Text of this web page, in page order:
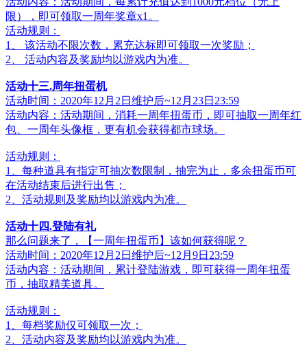
限），即可领取一周年奖章x1。
活动规则：
1、 该活动不限次数，累充达标即可领取一次奖励；
2、 活动内容及奖励均以游戏内为准。
活动十三.周年扭蛋机
活动时间：2020年12月2日维护后~12月23日23:59
活动内容：活动期间，消耗一周年扭蛋币，即可抽取一周年红
包、一周年头像框，更有机会获得都市球场。
活动规则：
1、每种道具有指定可抽次数限制，抽完为止，多余扭蛋币可
在活动结束后进行出售；
2、活动规则及奖励均以游戏内为准。
活动十四.登陆有礼
那么问题来了，【一周年扭蛋币】该如何获得呢？
活动时间：2020年12月2日维护后~12月9日23:59
活动内容：活动期间，累计登陆游戏，即可获得一周年扭蛋
币，抽取精美道具。
活动规则：
1、每档奖励仅可领取一次；
2、活动内容及奖励均以游戏内为准。